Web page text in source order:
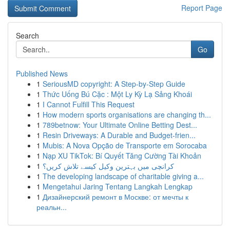
Report Page
Search
Go
Published News
1 SeriousMD copyright: A Step-by-Step Guide
1 Thức Uống Bú Cặc : Một Ly Kỳ Lạ Sảng Khoái
1 I Cannot Fulfill This Request
1 How modern sports organisations are changing th...
1 789betnow: Your Ultimate Online Betting Dest...
1 Resin Driveways: A Durable and Budget-frien...
1 Mubis: A Nova Opção de Transporte em Sorocaba
1 Nạp XU TikTok: Bí Quyết Tăng Cường Tài Khoản
1 کرانچی میں بہترین وکیل کیسے تلاش کریں؟
1 The developing landscape of charitable giving a...
1 Mengetahui Jaring Tentang Langkah Lengkap
1 Дизайнерский ремонт в Москве: от мечты к
реальн...